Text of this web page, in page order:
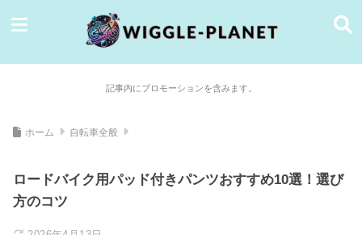
記事内にプロモーションを含みます。
ホーム 自転車全般
ロードバイク用パッド付きパンツおすすめ10選！選び
方のコツ